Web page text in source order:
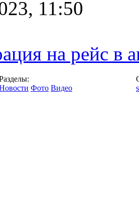
11:50
на рейс в
Фото Видео